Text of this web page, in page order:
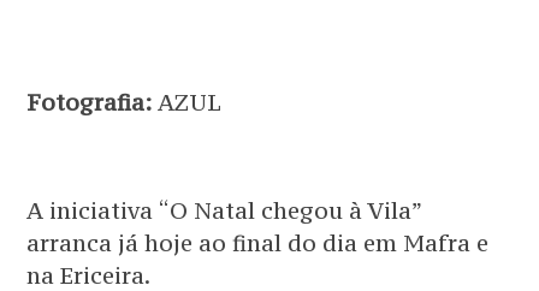
Fotografia: AZUL
A iniciativa “O Natal chegou à Vila”
arranca já hoje ao final do dia em Mafra e
na Ericeira.